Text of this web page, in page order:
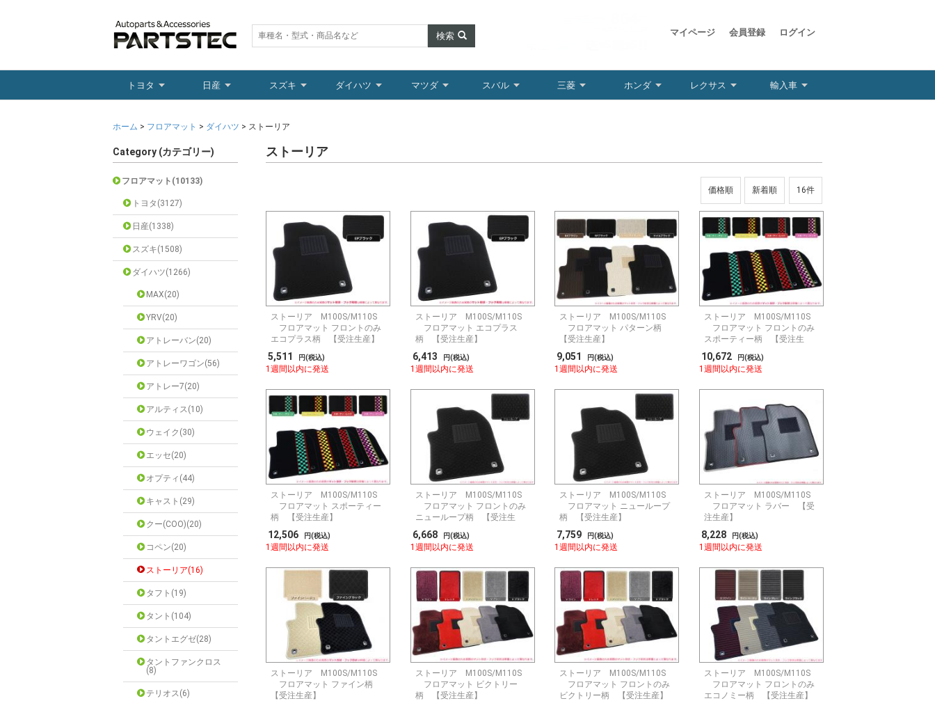
検索 マイページ 会員登録 ログイン
トヨタ 日産 スズキ ダイハツ マツダ スバル 三菱 ホンダ レクサス 輸入車
ホーム > フロアマット > ダイハツ > ストーリア
Category (カテゴリー)
フロアマット(10133)
トヨタ(3127)
日産(1338)
スズキ(1508)
ダイハツ(1266)
MAX(20)
YRV(20)
アトレーバン(20)
アトレーワゴン(56)
アトレー7(20)
アルティス(10)
ウェイク(30)
エッセ(20)
オプティ(44)
キャスト(29)
クー(COO)(20)
コペン(20)
ストーリア(16)
タフト(19)
タント(104)
タントエグゼ(28)
タントファンクロス
(8)
テリオス(6)
ストーリア
価格順 新着順
ストーリア M100S/M110S
フロアマット フロントのみ
エコプラス柄 【受注生産】
5,511 円(税込)
1週間以内に発送
ストーリア M100S/M110S
フロアマット エコプラス
柄 【受注生産】
6,413 円(税込)
1週間以内に発送
ストーリア M100S/M110S
フロアマット パターン柄
【受注生産】
9,051 円(税込)
1週間以内に発送
ストーリア M100S/M110S
フロアマット フロントのみ
スポーティー柄 【受注生
産】
10,672 円(税込)
1週間以内に発送
ストーリア M100S/M110S
フロアマット スポーティー
柄 【受注生産】
12,506 円(税込)
1週間以内に発送
ストーリア M100S/M110S
フロアマット フロントのみ
ニューループ柄 【受注生
産】
6,668 円(税込)
1週間以内に発送
ストーリア M100S/M110S
フロアマット ニューループ
柄 【受注生産】
7,759 円(税込)
1週間以内に発送
ストーリア M100S/M110S
フロアマット ラバー 【受
注生産】
8,228 円(税込)
1週間以内に発送
ストーリア M100S/M110S
フロアマット ファイン柄
【受注生産】
ストーリア M100S/M110S
フロアマット ビクトリー
柄 【受注生産】
ストーリア M100S/M110S
フロアマット フロントのみ
ビクトリー柄 【受注生産】
ストーリア M100S/M110S
フロアマット フロントのみ
エコノミー柄 【受注生産】